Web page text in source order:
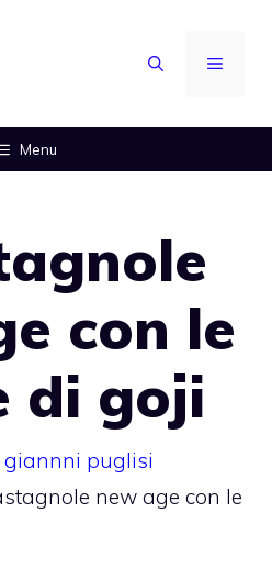
MENU
Menu
con le
di goji
giannni puglisi
new age con le